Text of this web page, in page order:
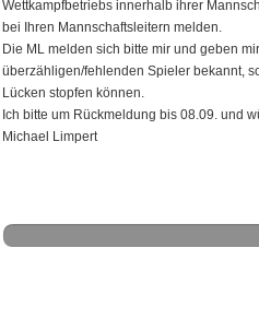
Wettkampfbetriebs innerhalb ihrer
bei Ihren Mannschaftsleitern melden.
Die ML melden sich bitte mir und geben
überzähligen/fehlenden Spieler bekannt,
Lücken stopfen können.
Ich bitte um Rückmeldung bis 08.09. und
Michael Limpert